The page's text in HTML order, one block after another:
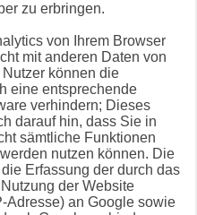
zu erbringen.
von Ihrem Browser
mit anderen Daten von
können die
eine entsprechende
verhindern; Dieses
darauf hin, dass Sie in
sämtliche Funktionen
nutzen können. Die
Erfassung der durch das
der Website
Adresse) an Google sowie